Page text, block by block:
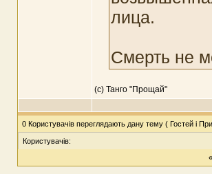
лица.
Смерть не
(с) Танго "Прощай"
0 Користувачів переглядають дану тему ( Гостей і
Користувачів:
«